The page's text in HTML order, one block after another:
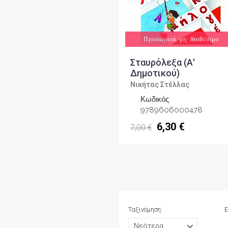
Προσωρινά μη διαθέσιμο
Σταυρόλεξα (Α'
Δημοτικού)
Νικήτας Στέλλας
Κωδικός:
9789606000478
7,00 € 6,30 €
Ταξινόμηση: